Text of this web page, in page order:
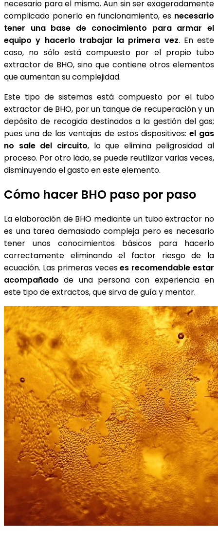
necesario para el mismo. Aun sin ser exageradamente
complicado ponerlo en funcionamiento, es necesario
tener una base de conocimiento para armar el
equipo y hacerlo trabajar la primera vez. En este
caso, no sólo está compuesto por el propio tubo
extractor de BHO, sino que contiene otros elementos
que aumentan su complejidad.
Este tipo de sistemas está compuesto por el tubo
extractor de BHO, por un tanque de recuperación y un
depósito de recogida destinados a la gestión del gas;
pues una de las ventajas de estos dispositivos: el gas
no sale del circuito, lo que elimina peligrosidad al
proceso. Por otro lado, se puede reutilizar varias veces,
disminuyendo el gasto en este elemento.
Cómo hacer BHO paso por paso
La elaboración de BHO mediante un tubo extractor no
es una tarea demasiado compleja pero es necesario
tener unos conocimientos básicos para hacerlo
correctamente eliminando el factor riesgo de la
ecuación. Las primeras veceses recomendable estar
acompañado de una persona con experiencia en
este tipo de extractos, que sirva de guía y mentor.